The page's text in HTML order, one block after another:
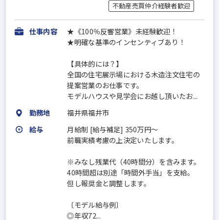
不動産売買仲介経験者歓迎
仕事内容
★《100％反響営業》未経験歓迎！
★明確な基準のインセンティブあり！
【具体的には？】
全国の住宅展示場における木造注文住宅の
提案営業のお仕事です。
モデルハウスや見学会にお越し頂いたお...
勤務地
福井県福井市
給与
月給制 [給与補足] 350万円～
前職実績考慮の上決定いたします。
※みなし残業代（40時間分）を含みます。
40時間超は別途「時間外手当」を支給。
但し報奨金と調整します。
〔モデル給与例〕
◎年収72...